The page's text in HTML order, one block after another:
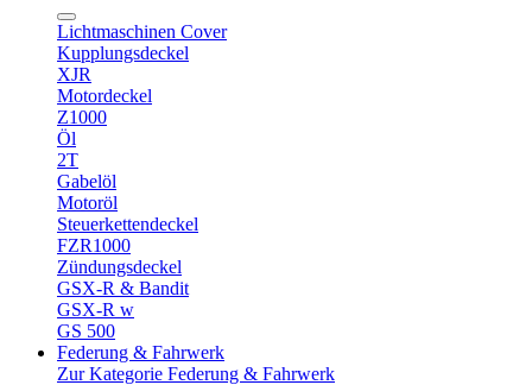
Lichtmaschinen Cover
Kupplungsdeckel
XJR
Motordeckel
Z1000
Öl
2T
Gabelöl
Motoröl
Steuerkettendeckel
FZR1000
Zündungsdeckel
GSX-R & Bandit
GSX-R w
GS 500
Federung & Fahrwerk
Zur Kategorie Federung & Fahrwerk